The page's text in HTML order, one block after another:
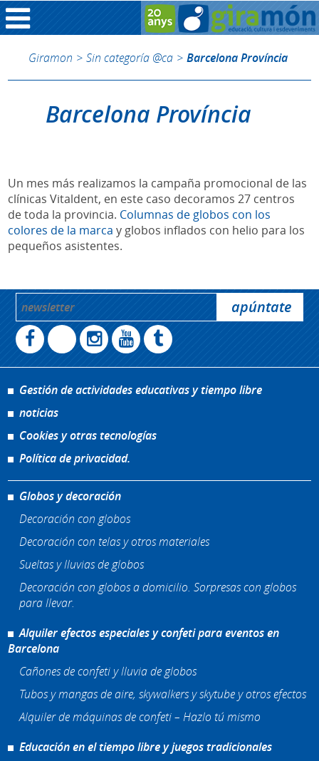
Giramon > Sin categoría @ca > Barcelona Província
Barcelona Província
Un mes más realizamos la campaña promocional de las
clínicas Vitaldent, en este caso decoramos 27 centros
de toda la provincia. Columnas de globos con los
colores de la marca y globos inflados con helio para los
pequeños asistentes.
Gestión de actividades educativas y tiempo libre
noticias
Cookies y otras tecnologías
Política de privacidad.
Globos y decoración
Decoración con globos
Decoración con telas y otros materiales
Sueltas y lluvias de globos
Decoración con globos a domicilio. Sorpresas con globos
para llevar.
Alquiler efectos especiales y confeti para eventos en
Barcelona
Cañones de confeti y lluvia de globos
Tubos y mangas de aire, skywalkers y skytube y otros efectos
Alquiler de máquinas de confeti – Hazlo tú mismo
Educación en el tiempo libre y juegos tradicionales